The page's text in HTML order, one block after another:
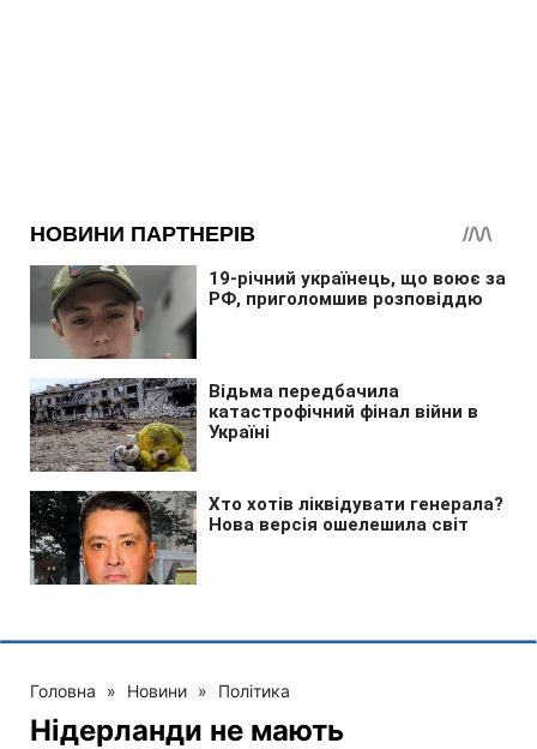
Головна » Новини » Політика
Нідерланди не мають